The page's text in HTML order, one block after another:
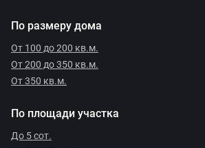
По размеру дома
От 100 до 200 кв.м.
От 200 до 350 кв.м.
От 350 кв.м.
По площади участка
До 5 сот.